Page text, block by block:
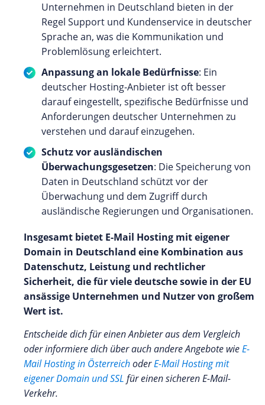
Unternehmen in Deutschland bieten in der
Regel Support und Kundenservice in deutscher
Sprache an, was die Kommunikation und
Problemlösung erleichtert.
Anpassung an lokale Bedürfnisse: Ein
deutscher Hosting-Anbieter ist oft besser
darauf eingestellt, spezifische Bedürfnisse und
Anforderungen deutscher Unternehmen zu
verstehen und darauf einzugehen.
Schutz vor ausländischen
Überwachungsgesetzen: Die Speicherung von
Daten in Deutschland schützt vor der
Überwachung und dem Zugriff durch
ausländische Regierungen und Organisationen.
Insgesamt bietet E-Mail Hosting mit eigener
Domain in Deutschland eine Kombination aus
Datenschutz, Leistung und rechtlicher
Sicherheit, die für viele deutsche sowie in der EU
ansässige Unternehmen und Nutzer von großem
Wert ist.
Entscheide dich für einen Anbieter aus dem Vergleich
oder informiere dich über auch andere Angebote wieE-
Mail Hosting in ÖsterreichoderE-Mail Hosting mit
eigener Domain und SSL für einen sicheren E-Mail-
Verkehr.